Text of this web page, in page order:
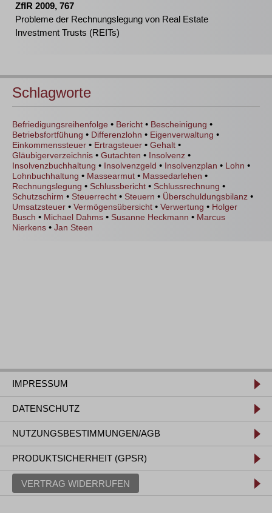
ZfIR 2009, 767
Probleme der Rechnungslegung von Real Estate
Investment Trusts (REITs)
Schlagworte
Befriedigungsreihenfolge • Bericht • Bescheinigung •
Betriebsfortfühung • Differenzlohn • Eigenverwaltung •
Einkommenssteuer • Ertragsteuer • Gehalt •
Gläubigerverzeichnis • Gutachten • Insolvenz •
Insolvenzbuchhaltung • Insolvenzgeld • Insolvenzplan • Lohn •
Lohnbuchhaltung • Massearmut • Massedarlehen •
Rechnungslegung • Schlussbericht • Schlussrechnung •
Schutzschirm • Steuerrecht • Steuern • Überschuldungsbilanz •
Umsatzsteuer • Vermögensübersicht • Verwertung • Holger
Busch • Michael Dahms • Susanne Heckmann • Marcus
Nierkens • Jan Steen
IMPRESSUM
DATENSCHUTZ
NUTZUNGSBESTIMMUNGEN/AGB
PRODUKTSICHERHEIT (GPSR)
VERTRAG WIDERRUFEN